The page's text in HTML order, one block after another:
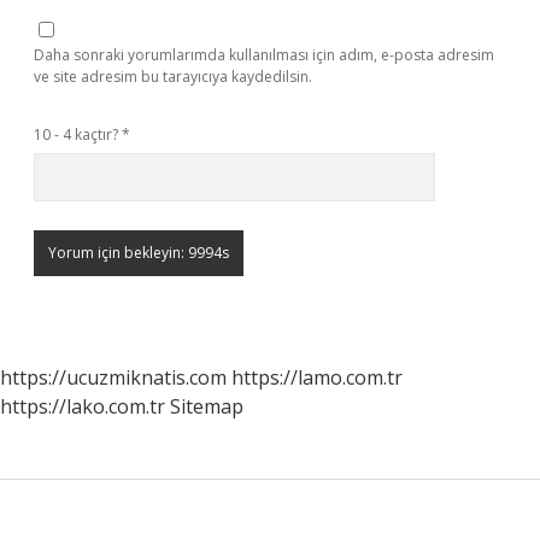
Daha sonraki yorumlarımda kullanılması için adım, e-posta adresim
ve site adresim bu tarayıcıya kaydedilsin.
10 - 4 kaçtır?*
https://ucuzmiknatis.com https://lamo.com.tr
https://lako.com.trSitemap